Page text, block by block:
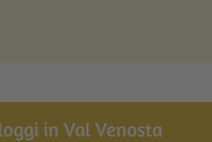
in Val Venosta